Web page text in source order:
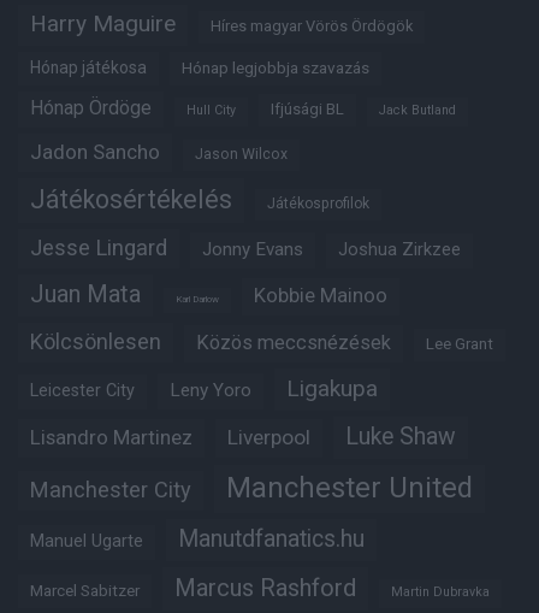
Harry Maguire Híres magyar Vörös Ördögök
Hónap játékosa Hónap legjobbja szavazás
Hónap Ördöge Hull City Ifjúsági BL Jack Butland
Jadon Sancho Jason Wilcox
Játékosértékelés Játékosprofilok
Jesse Lingard Jonny Evans Joshua Zirkzee
Juan Mata Karl Darlow Kobbie Mainoo
Kölcsönlesen Közös meccsnézések Lee Grant
Leicester City Leny Yoro Ligakupa
Lisandro Martinez Liverpool Luke Shaw
Manchester City Manchester United
Manuel Ugarte Manutdfanatics.hu
Marcel Sabitzer Marcus Rashford Martin Dubravka